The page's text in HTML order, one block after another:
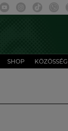
SHOP KÖZÖSSÉG